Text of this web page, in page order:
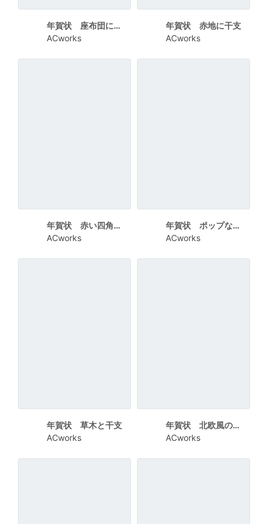
年賀状 座布団に座る干支
ACworks
年賀状 赤地に干支
ACworks
年賀状 赤い四角の中に干支
ACworks
年賀状 ポップな干支
ACworks
年賀状 草木と干支
ACworks
年賀状 北欧風の花瓶
ACworks